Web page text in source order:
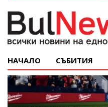
НАЧАЛО СЪБИТИЯ